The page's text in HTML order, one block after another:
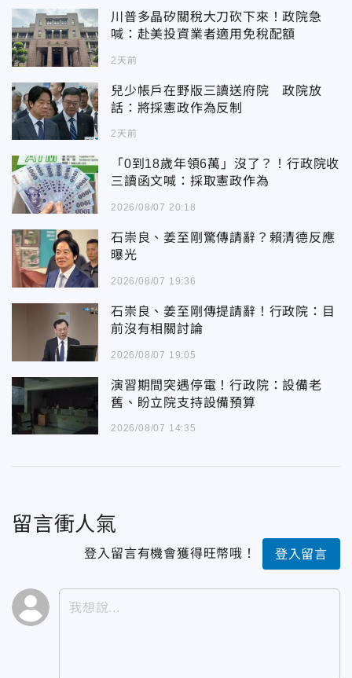
川普多晶矽關稅大刀砍下來！政院急
喊：赴美投資業者適用免稅配額
2天前
兒少帳戶在野版三讀送府院 政院放
話：將採憲政作為反制
2天前
「0到18歲年領6萬」沒了？！行政院收
三讀函文喊：採取憲政作為
2026/08/07 20:18
石崇良、姜至剛驚傳請辭？賴清德反應
曝光
2026/08/07 19:36
石崇良、姜至剛傳提請辭！行政院：目
前沒有相關討論
2026/08/07 19:05
演習期間突遇停電！行政院：設備老
舊、盼立院支持設備預算
2026/08/07 14:35
留言衝人氣
登入留言有機會獲得旺幣哦！ 登入留言